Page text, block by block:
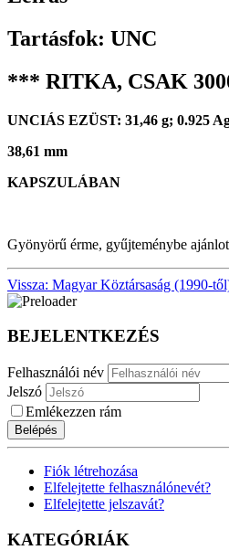
Tartásfok: UNC
*** RITKA, CSAK
UNCIÁS EZÜST: 31,46 g; 0.925
38,61 mm
KAPSZULÁBAN
Gyönyörű érme, gyűjteménybe
Vissza: Magyar Köztársaság (1990-
BEJELENTKEZÉS
Felhasználói név
Jelszó
Emlékezzen rám
Belépés
Fiók létrehozása
Elfelejtette felhasználónevét?
Elfelejtette jelszavát?
KATEGÓRIÁK